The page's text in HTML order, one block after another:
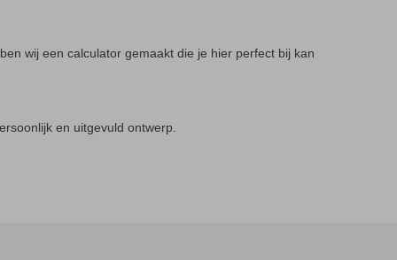
wij een calculator gemaakt die je hier perfect bij kan
en uitgevuld ontwerp.